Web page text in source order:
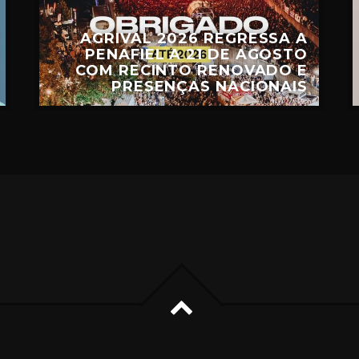
AGRIVAL 2026 REGRESSA A
PENAFIEL A 21 DE AGOSTO
COM RECINTO RENOVADO E
PRESENÇAS NACIONAIS